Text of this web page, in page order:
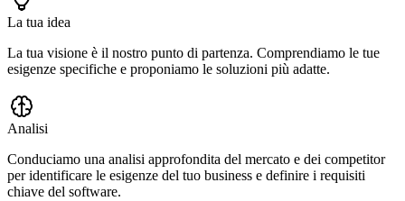
La tua idea
La tua visione è il nostro punto di partenza. Comprendiamo le tue
esigenze specifiche e proponiamo le soluzioni più adatte.
Analisi
Conduciamo una analisi approfondita del mercato e dei competitor
per identificare le esigenze del tuo business e definire i requisiti
chiave del software.